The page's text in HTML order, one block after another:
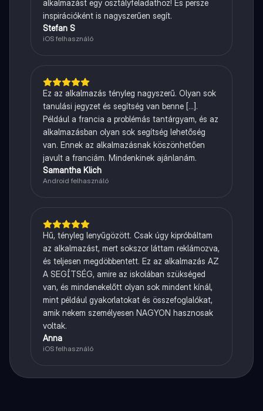
alkalmazást egy osztályfeladathoz! És persze
inspirációként is nagyszerűen segít.
Stefan S
iOS felhasználó
Ez az alkalmazás tényleg nagyszerű. Olyan sok
tanulási jegyzet és segítség van benne [...].
Például a francia a problémás tantárgyam, és az
alkalmazásban olyan sok segítség lehetőség
van. Ennek az alkalmazásnak köszönhetően
javult a franciám. Mindenkinek ajánlanám.
Samantha Klich
Android felhasználó
Hű, tényleg lenyűgözött. Csak úgy kipróbáltam
az alkalmazást, mert sokszor láttam reklámozva,
és teljesen megdöbbentett. Ez az alkalmazás AZ
A SEGÍTSÉG, amire az iskolában szükséged
van, és mindenekelőtt olyan sok mindent kínál,
mint például gyakorlatokat és összefoglalókat,
amik nekem személyesen NAGYON hasznosak
voltak.
Anna
iOS felhasználó